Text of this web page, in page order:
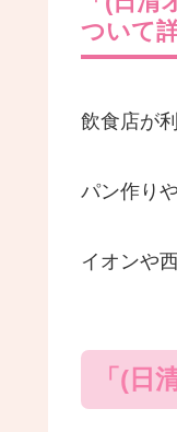
ついて
飲食店が
パン作り
イオンや
「(日